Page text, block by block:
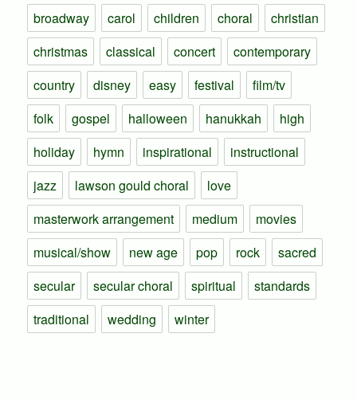
broadway
carol children choral
christian
christmas
classical concert
contemporary
country
disney easy festival
film/tv
folk
gospel halloween hanukkah
high
holiday
hymn inspirational
instructional
jazz
lawson gould choral
love
masterwork arrangement
medium
movies
musical/show
new age pop rock
sacred
secular
secular choral spiritual
standards
traditional
wedding winter